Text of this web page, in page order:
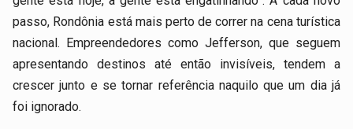
passo, Rondônia está mais perto de correr na cena turística
nacional. Empreendedores como Jefferson, que seguem
apresentando destinos até então invisíveis, tendem a
crescer junto e se tornar referência naquilo que um dia já
foi ignorado.